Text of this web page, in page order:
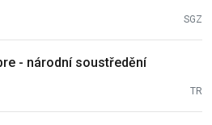
SGZ
- národní soustředění
TR